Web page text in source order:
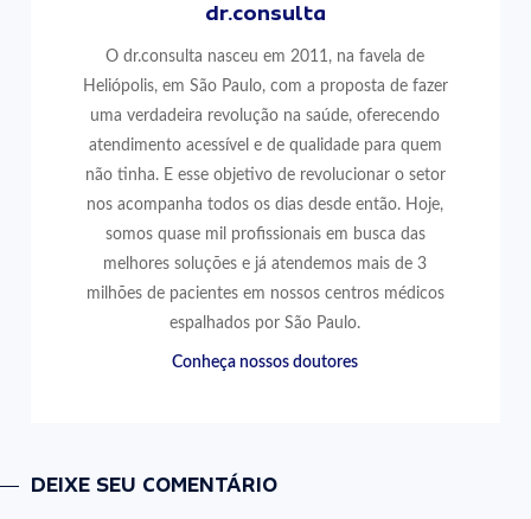
dr.consulta
O dr.consulta nasceu em 2011, na favela de
Heliópolis, em São Paulo, com a proposta de fazer
uma verdadeira revolução na saúde, oferecendo
atendimento acessível e de qualidade para quem
não tinha. E esse objetivo de revolucionar o setor
nos acompanha todos os dias desde então. Hoje,
somos quase mil profissionais em busca das
melhores soluções e já atendemos mais de 3
milhões de pacientes em nossos centros médicos
espalhados por São Paulo.
Conheça nossos doutores
DEIXE SEU COMENTÁRIO